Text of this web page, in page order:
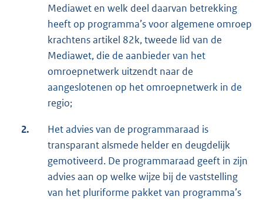
Mediawet en welk deel daarvan betrekking
heeft op programma’s voor algemene omroep
krachtens artikel 82k, tweede lid van de
Mediawet, die de aanbieder van het
omroepnetwerk uitzendt naar de
aangeslotenen op het omroepnetwerk in de
regio;
2.
Het advies van de programmaraad is
transparant alsmede helder en deugdelijk
gemotiveerd. De programmaraad geeft in zijn
advies aan op welke wijze bij de vaststelling
van het pluriforme pakket van programma’s